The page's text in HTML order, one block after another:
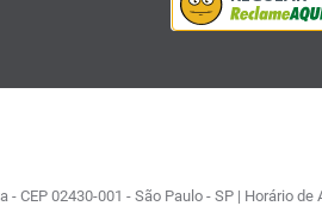
CEP 02430-001 - São Paulo - SP | Horário de